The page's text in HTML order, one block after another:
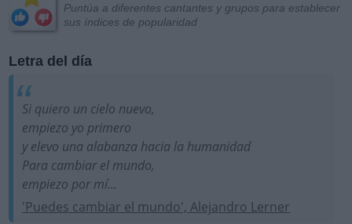
Puntúa a diferentes cantantes y grupos para establecer
sus índices de popularidad
Letra del día
Si quiero un cielo nuevo,
empiezo yo primero
y elevo una alabanza hacia la humanidad
Para cambiar el mundo,
empiezo por mí...
'Puedes cambiar el mundo', Alejandro Lerner